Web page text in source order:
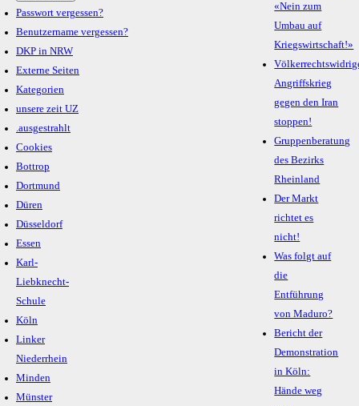
Passwort vergessen?
Benutzername vergessen?
DKP in NRW
Externe Seiten
Kategorien
unsere zeit UZ
.ausgestrahlt
Cookies
Bottrop
Dortmund
Düren
Düsseldorf
Essen
Karl-
Liebknecht-
Schule
Köln
Linker
Niederrhein
Minden
Münster
«Nein zum
Umbau auf
Kriegswirtschaft!»
Angriffskrieg
gegen den Iran
stoppen!
Gruppenberatung
des Bezirks
Rheinland
Der Markt
richtet es
nicht!
Was folgt auf
die
Entführung
von Maduro?
Bericht der
Demonstration
in Köln:
Hände weg